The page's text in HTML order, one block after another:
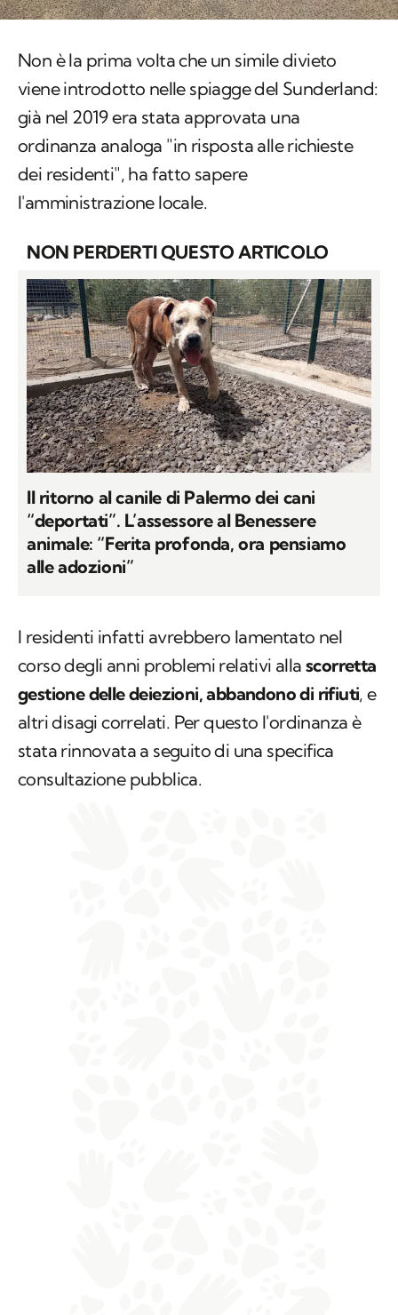
Non è la prima volta che un simile divieto
viene introdotto nelle spiagge del Sunderland:
già nel 2019 era stata approvata una
ordinanza analoga "in risposta alle richieste
dei residenti", ha fatto sapere
l'amministrazione locale.
NON PERDERTI QUESTO ARTICOLO
Il ritorno al canile di Palermo dei cani
“deportati”. L’assessore al Benessere
animale: “Ferita profonda, ora pensiamo
alle adozioni”
I residenti infatti avrebbero lamentato nel
corso degli anni problemi relativi alla scorretta
gestione delle deiezioni, abbandono di rifiuti, e
altri disagi correlati. Per questo l'ordinanza è
stata rinnovata a seguito di una specifica
consultazione pubblica.